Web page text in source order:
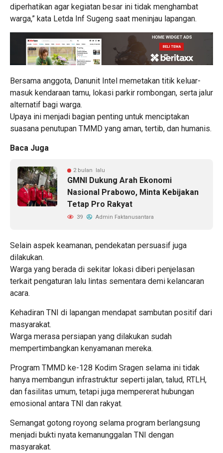
diperhatikan agar kegiatan besar ini tidak menghambat
warga,” kata Letda Inf Sugeng saat meninjau lapangan.
Bersama anggota, Danunit Intel memetakan titik keluar-
masuk kendaraan tamu, lokasi parkir rombongan, serta jalur
alternatif bagi warga.
Upaya ini menjadi bagian penting untuk menciptakan
suasana penutupan TMMD yang aman, tertib, dan humanis.
Baca Juga
2 bulan lalu
GMNI Dukung Arah Ekonomi
Nasional Prabowo, Minta Kebijakan
Tetap Pro Rakyat
39 Admin Faktanusantara
Selain aspek keamanan, pendekatan persuasif juga
dilakukan.
Warga yang berada di sekitar lokasi diberi penjelasan
terkait pengaturan lalu lintas sementara demi kelancaran
acara.
Kehadiran TNI di lapangan mendapat sambutan positif dari
masyarakat.
Warga merasa persiapan yang dilakukan sudah
mempertimbangkan kenyamanan mereka.
Program TMMD ke-128 Kodim Sragen selama ini tidak
hanya membangun infrastruktur seperti jalan, talud, RTLH,
dan fasilitas umum, tetapi juga mempererat hubungan
emosional antara TNI dan rakyat.
Semangat gotong royong selama program berlangsung
menjadi bukti nyata kemanunggalan TNI dengan
masyarakat.